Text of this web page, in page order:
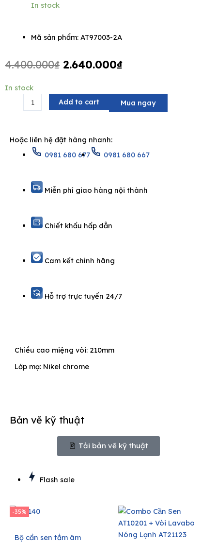
In stock
Mã sản phẩm: AT97003-2A
4.400.000₫ Original
4.400.000₫.
2.640.000₫Current
2.640.000₫.
In stock
Bộ
lavabo
ATMOR
quantity
Add to cart Mua ngay
Hoặc liên hệ đặt hàng nhanh:
0981 680 677
0981 680 667
Miễn phí giao hàng nội thành
Chiết khấu hấp dẫn
Cam kết chính hãng
Hỗ trợ trực tuyến 24/7
Chiều cao miệng vòi: 210mm
Lớp mạ: Nikel chrome
Bản vẽ kỹ thuật
Tải bản vẽ kỹ thuật
Flash sale
-35%
Bộ cần sen tắm âm